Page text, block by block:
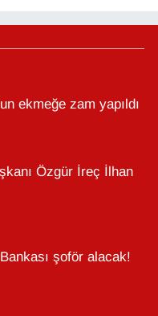
ekmeğe zam yapıldı
Özgür İreç İlhan
şoför alacak!